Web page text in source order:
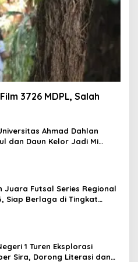
3726 MDPL, Salah
Ahmad Dahlan
dan Daun Kelor Jadi Mi
Juara Futsal Series Regional
Siap Berlaga di Tingkat
1 Turen Eksplorasi
Sira, Dorong Literasi dan